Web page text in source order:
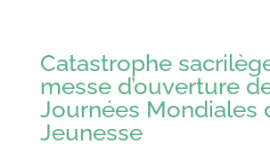
Catastrophe
messe d’ouverture
Journées Mondiales
Jeunesse